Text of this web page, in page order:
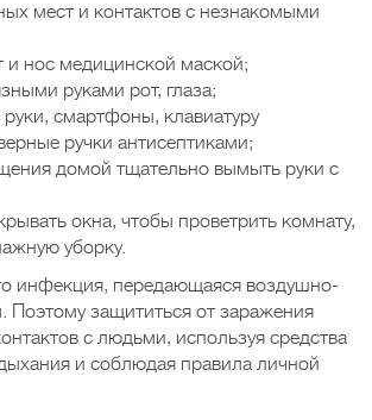
мест и контактов с незнакомыми
и нос медицинской маской;
руками рот, глаза;
руки, смартфоны, клавиатуру
ручки антисептиками;
домой тщательно вымыть руки с
окна, чтобы проветрить комнату,
уборку.
инфекция, передающаяся воздушно-
Поэтому защититься от заражения
с людьми, используя средства
и соблюдая правила личной